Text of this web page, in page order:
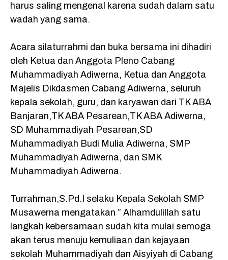
harus saling mengenal karena sudah dalam satu
wadah yang sama.
Acara silaturrahmi dan buka bersama ini dihadiri
oleh Ketua dan Anggota Pleno Cabang
Muhammadiyah Adiwerna, Ketua dan Anggota
Majelis Dikdasmen Cabang Adiwerna, seluruh
kepala sekolah, guru, dan karyawan dari TK ABA
Banjaran,TK ABA Pesarean,TK ABA Adiwerna,
SD Muhammadiyah Pesarean,SD
Muhammadiyah Budi Mulia Adiwerna, SMP
Muhammadiyah Adiwerna, dan SMK
Muhammadiyah Adiwerna.
Turrahman,S.Pd.I selaku Kepala Sekolah SMP
Musawerna mengatakan ” Alhamdulillah satu
langkah kebersamaan sudah kita mulai semoga
akan terus menuju kemuliaan dan kejayaan
sekolah Muhammadiyah dan Aisyiyah di Cabang